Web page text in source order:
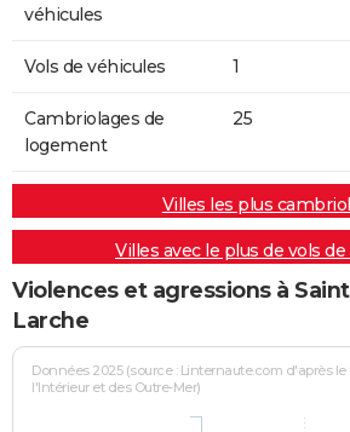
véhicules
Vols de véhicules 1
Cambriolages de
logement
25
Villes les plus
Villes avec le plus de vols
Violences et agressions à
Larche
Données 2025 (source : Linternaute.com d'après
l'Intérieur et des Outre-Mer)